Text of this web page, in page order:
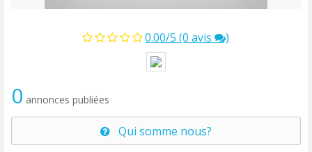
0.00/5 (0 avis )
0 annonces publiées
Qui somme nous?